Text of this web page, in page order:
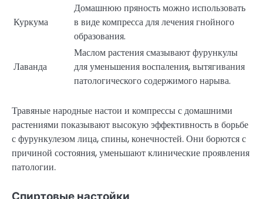
Куркума
Домашнюю пряность можно использовать
в виде компресса для лечения гнойного
образования.
Лаванда
Маслом растения смазывают фурункулы
для уменьшения воспаления, вытягивания
патологического содержимого нарыва.
Травяные народные настои и компрессы с домашними
растениями показывают высокую эффективность в борьбе
с фурункулезом лица, спины, конечностей. Они борются с
причиной состояния, уменьшают клинические проявления
патологии.
Спиртовые настойки